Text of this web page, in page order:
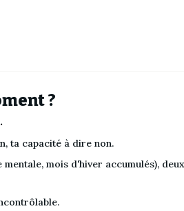
?
ta capacité à dire non.
mois d'hiver accumulés),